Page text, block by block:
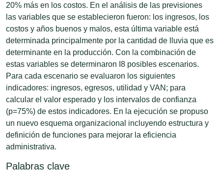
20% más en los costos. En el análisis de las previsiones
las variables que se establecieron fueron: los ingresos, los
costos y años buenos y malos, esta última variable está
determinada principalmente por la cantidad de lluvia que es
determinante en la producción. Con la combinación de
estas variables se determinaron I8 posibles escenarios.
Para cada escenario se evaluaron los siguientes
indicadores: ingresos, egresos, utilidad y VAN; para
calcular el valor esperado y los intervalos de confianza
(p=75%) de estos indicadores. En la ejecución se propuso
un nuevo esquema organizacional incluyendo estructura y
definición de funciones para mejorar la eficiencia
administrativa.
Palabras clave